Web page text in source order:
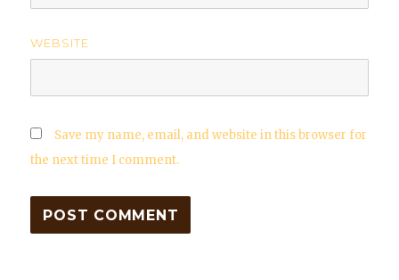
WEBSITE
Save my name, email, and website in this browser for
the next time I comment.